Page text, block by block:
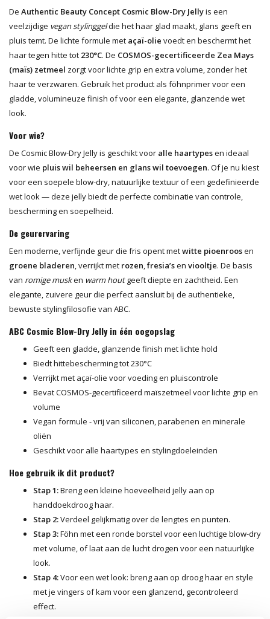
De Authentic Beauty Concept Cosmic Blow-Dry Jellyis een
veelzijdige vegan stylinggeldie het haar glad maakt, glans geeft en
pluis temt. De lichte formule met açaï-olie voedt en beschermt het
haar tegen hitte tot 230°C. De COSMOS-gecertificeerde Zea Mays
(maïs) zetmeel zorgt voor lichte grip en extra volume, zonder het
haar te verzwaren. Gebruik het product als föhnprimer voor een
gladde, volumineuze finish of voor een elegante, glanzende wet
look.
Voor wie?
De Cosmic Blow-Dry Jelly is geschikt voor alle haartypesen ideaal
voor wie pluis wil beheersen en glans wil toevoegen. Of je nu kiest
voor een soepele blow-dry, natuurlijke textuur of een gedefinieerde
wet look — deze jelly biedt de perfecte combinatie van controle,
bescherming en soepelheid.
De geurervaring
Een moderne, verfijnde geur die fris opent metwitte pioenroosen
groene bladeren , verrijkt met rozen fresia’sen viooltje. De basis
van romige musken warm houtgeeft diepte en zachtheid. Een
elegante, zuivere geur die perfect aansluit bij de authentieke,
bewuste stylingfilosofie van ABC.
ABC Cosmic Blow-Dry Jelly in één oogopslag
Geeft een gladde, glanzende finish met lichte hold
Biedt hittebescherming tot 230°C
Verrijkt met açaï-olie voor voeding en pluiscontrole
Bevat COSMOS-gecertificeerd maïszetmeel voor lichte grip en
volume
Vegan formule - vrij van siliconen, parabenen en minerale
oliën
Geschikt voor alle haartypes en stylingdoeleinden
Hoe gebruik ik dit product?
Stap 1:Breng een kleine hoeveelheid jelly aan op
handdoekdroog haar.
Stap 2:Verdeel gelijkmatig over de lengtes en punten.
Stap 3:Föhn met een ronde borstel voor een luchtige blow-dry
met volume, of laat aan de lucht drogen voor een natuurlijke
look.
Stap 4:Voor een wet look: breng aan op droog haar en style
met je vingers of kam voor een glanzend, gecontroleerd
effect.